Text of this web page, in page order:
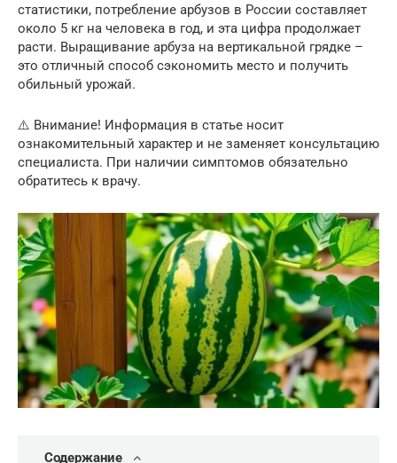
статистики, потребление арбузов в России составляет
около 5 кг на человека в год, и эта цифра продолжает
расти. Выращивание арбуза на вертикальной грядке –
это отличный способ сэкономить место и получить
обильный урожай.
⚠️ Внимание! Информация в статье носит
ознакомительный характер и не заменяет консультацию
специалиста. При наличии симптомов обязательно
обратитесь к врачу.
Содержание